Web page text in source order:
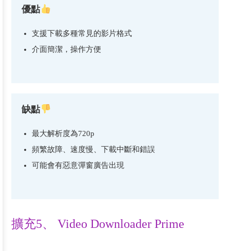
優點
支援下載多種常見的影片格式
介面簡潔，操作方便
缺點
最大解析度為720p
頻繁故障、速度慢、下載中斷和錯誤
可能會有惡意彈窗廣告出現
擴充5、 Video Downloader Prime